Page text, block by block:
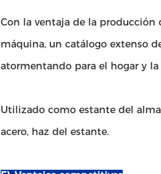
Con la ventaja de la
máquina, un catálogo extenso
atormentando para el hogar y
Utilizado como estante del
acero, haz del estante.